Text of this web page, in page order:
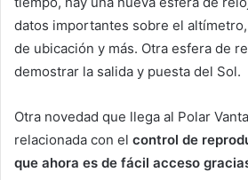
datos importantes sobre el
de ubicación y más. Otra esfera de
demostrar la salida y puesta del Sol.
Otra novedad que llega al Polar
relacionada con el control de
que ahora es de fácil acceso